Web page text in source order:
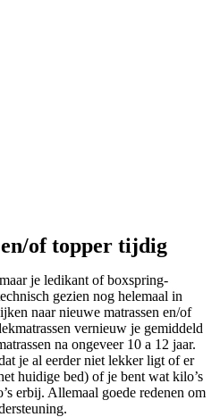
of topper tijdig
je ledikant of boxspring-
gezien nog helemaal in
naar nieuwe matrassen en/of
vernieuw je gemiddeld
na ongeveer 10 a 12 jaar.
je al eerder niet lekker ligt of er
huidige bed) of je bent wat kilo’s
erbij. Allemaal goede redenen om